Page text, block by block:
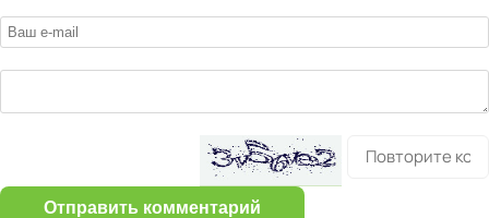
Отправить комментарий